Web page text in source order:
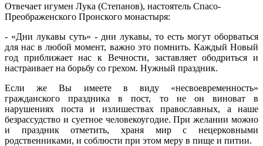
Отвечает игумен Лука (Степанов), настоятель Спасо-
Преображенского Пронского монастыря:
- «Дни лукавы суть» - дни лукавы, то есть могут оборваться
для нас в любой момент, важно это помнить. Каждый Новый
год приближает нас к Вечности, заставляет ободриться и
настраивает на борьбу со грехом. Нужный праздник.
Если же Вы имеете в виду «несвоевременность»
гражданского праздника в пост, то не он виноват в
нарушениях поста и излишествах православных, а наше
безрассудство и суетное человекоугодие. При желании можно
и праздник отметить, храня мир с нецерковными
родственниками, и соблюсти при этом меру в пище и питии.